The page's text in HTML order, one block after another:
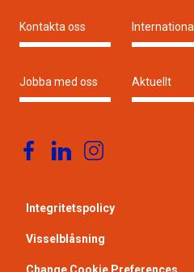
Kontakta oss International
Jobba med oss Aktuellt
Integritetspolicy
Visselblåsning